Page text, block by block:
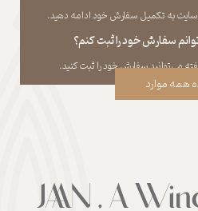
سایت به تکمیل سفارش خود ادامه دهید.​​​​​​​
سفارش خود را ثبت کنم؟
همه موارد